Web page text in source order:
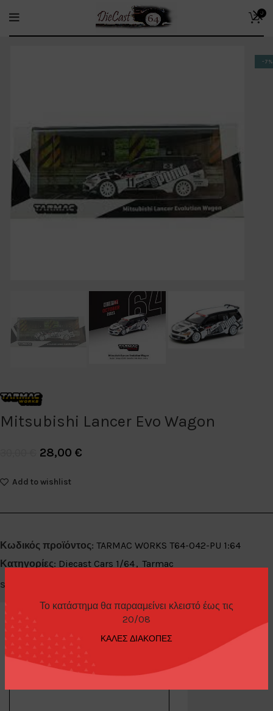
Το κατάστημα θα παρααμείνει κλειστό έως τις
20/08
ΚΑΛΕΣ ΔΙΑΚΟΠΕΣ
0
-7%
Mitsubishi Lancer Evo Wagon
28,00 €
Add to wishlist
Κωδικός προϊόντος: TARMAC WORKS T64-042-PU 1:64
Κατηγορίες: Diecast Cars 1/64, Tarmac
Share:
ΕΠΙΠΛΈΟΝ ΠΛΗΡΟΦΟΡΊΕΣ